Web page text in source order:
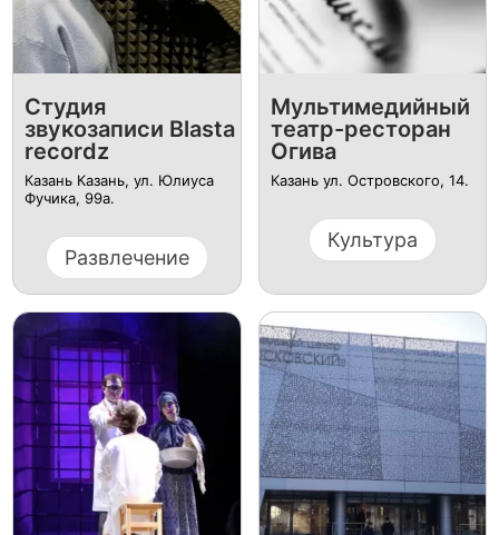
Студия
звукозаписи Blasta
recordz
Казань Казань, ул. Юлиуса
Фучика, 99а.
Развлечение
Мультимедийный
театр-ресторан
Огива
Казань ул. Островского, 14.
Культура